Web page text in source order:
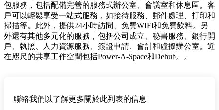
包服務，包括配備完善的服務式辦公室、會議室和休息區。客
戶可以輕鬆享受一站式服務，如接待服務、郵件處理、打印和
掃描等。此外，提供24小時訪問、免費WIFI和免費飲料。另
外還有其他多元化的服務，包括公司成立、秘書服務、銀行開
戶、執照、人力資源服務、簽證申請、會計和虛擬辦公室。近
在咫尺的共享工作空間包括Power-A-Space和Dehub。。
聯絡我們以了解更多關於此列表的信息